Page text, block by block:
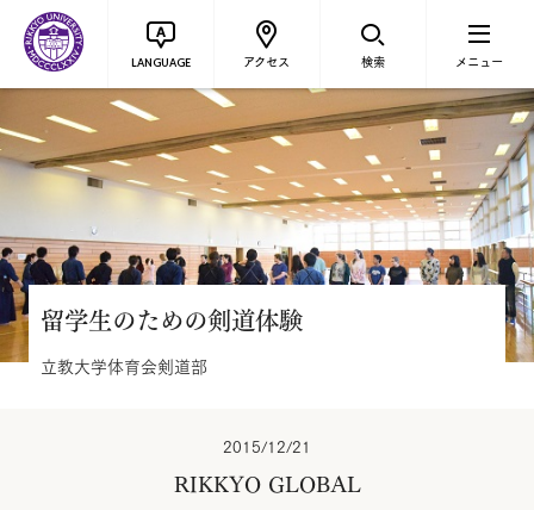
LANGUAGE アクセス 検索 メニュー
留学生のための剣道体験
立教大学体育会剣道部
2015/12/21
RIKKYO GLOBAL